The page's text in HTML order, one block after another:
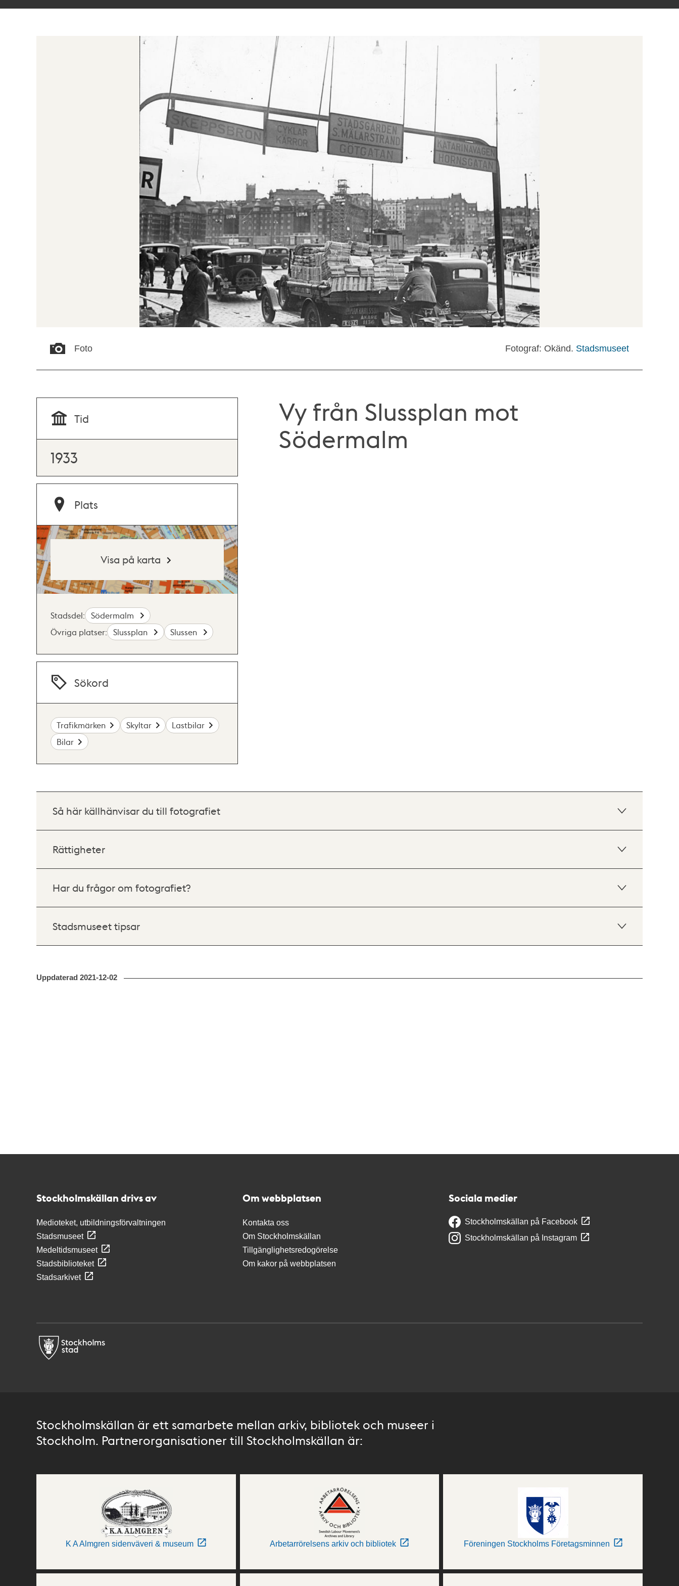
Foto Fotograf: Okänd. Stadsmuseet
Vy från Slussplan mot
Södermalm
Tid
1933
Plats
Visa på karta
Stadsdel:
Södermalm
Övriga platser:
Slussplan Slussen
Sökord
Trafikmärken Skyltar
Lastbilar
Bilar
Så här källhänvisar du till fotografiet
Rättigheter
Har du frågor om fotografiet?
Stadsmuseet tipsar
Uppdaterad 2021-12-02
Stockholmskällan drivs av
Medioteket, utbildningsförvaltningen
Stadsmuseet
Medeltidsmuseet
Stadsbiblioteket
Stadsarkivet
Om webbplatsen
Kontakta oss
Om Stockholmskällan
Tillgänglighetsredogörelse
Om kakor på webbplatsen
Sociala medier
Stockholmskällan på Facebook
Stockholmskällan på Instagram
Stockholmskällan är ett samarbete mellan arkiv, bibliotek och museer i
Stockholm. Partnerorganisationer till Stockholmskällan är:
K A Almgren sidenväveri & museum Arbetarrörelsens arkiv och bibliotek Föreningen Stockholms Företagsminnen